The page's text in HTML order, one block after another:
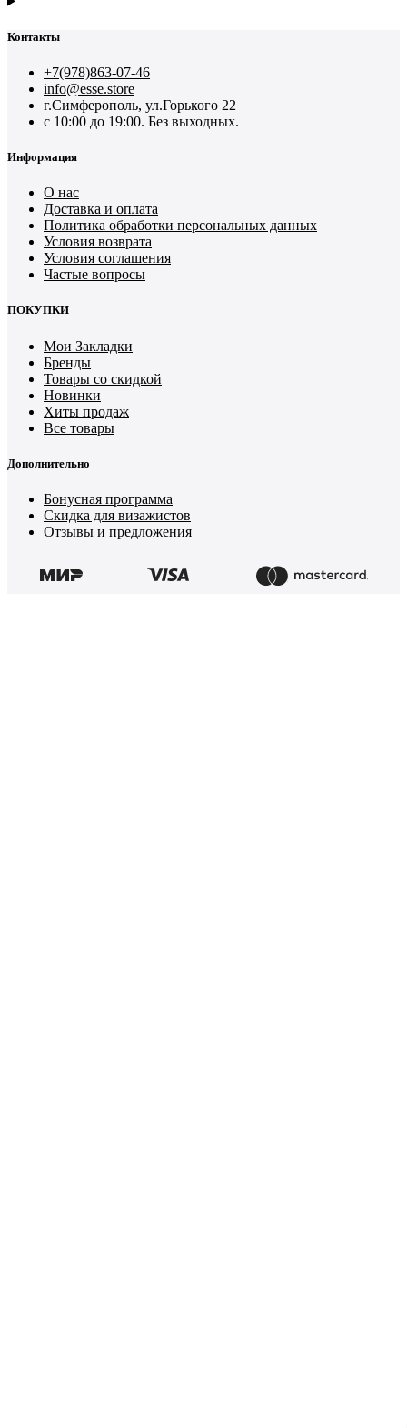
Контакты
+7(978)863-07-46
info@esse.store
г.Симферополь, ул.Горького 22
с 10:00 до 19:00. Без выходных.
Информация
О нас
Доставка и оплата
Политика обработки персональных данных
Условия возврата
Условия соглашения
Частые вопросы
ПОКУПКИ
Мои Закладки
Бренды
Товары со скидкой
Новинки
Хиты продаж
Все товары
Дополнительно
Бонусная программа
Скидка для визажистов
Отзывы и предложения